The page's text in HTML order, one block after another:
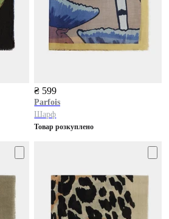
₴ 599
Parfois
Шарф
Товар розкуплено